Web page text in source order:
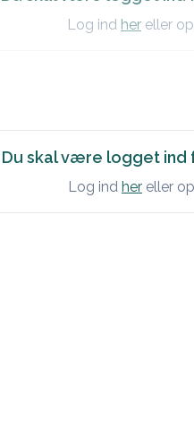
Plan:
Log ind her eller
Du skal være logget ind
Log ind her eller